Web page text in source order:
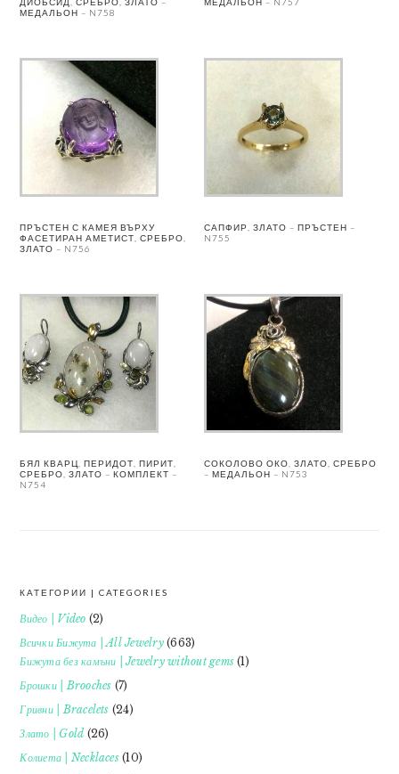
МЕДАЛЬОН – N758
ПРЪСТЕН С КАМЕЯ ВЪРХУ
ФАСЕТИРАН АМЕТИСТ, СРЕБРО,
ЗЛАТО – N756
САПФИР, ЗЛАТО – ПРЪСТЕН –
N755
БЯЛ КВАРЦ, ПЕРИДОТ, ПИРИТ,
СРЕБРО, ЗЛАТО – КОМПЛЕКТ –
N754
СОКОЛОВО ОКО, ЗЛАТО, СРЕБРО
– МЕДАЛЬОН – N753
FOOTER
КАТЕГОРИИ | CATEGORIES
Видео | Video (2)
Всички Бижута | All Jewelry(663)
Бижута без камъни | Jewelry without gems (1)
Брошки | Brooches (7)
Гривни | Bracelets (24)
Злато | Gold (26)
Колиета | Necklaces(10)